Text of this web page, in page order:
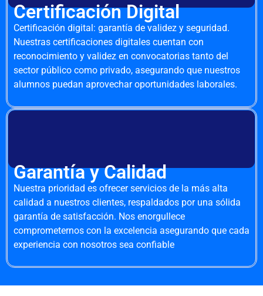
Certificación Digital
Certificación digital: garantía de validez y seguridad.
Nuestras certificaciones digitales cuentan con
reconocimiento y validez en convocatorias tanto del
sector público como privado, asegurando que nuestros
alumnos puedan aprovechar oportunidades laborales.
Garantía y Calidad
Nuestra prioridad es ofrecer servicios de la más alta
calidad a nuestros clientes, respaldados por una sólida
garantía de satisfacción. Nos enorgullece
comprometernos con la excelencia asegurando que cada
experiencia con nosotros sea confiable